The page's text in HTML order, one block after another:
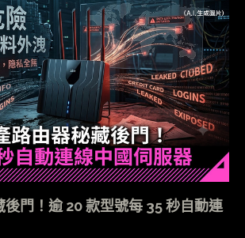
後門！逾 20 款型號每 35 秒自動連